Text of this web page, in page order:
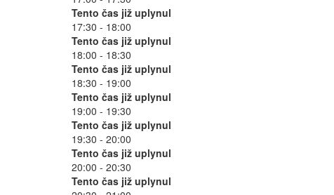
Tento čas již uplynul
17:30 - 18:00
Tento čas již uplynul
18:00 - 18:30
Tento čas již uplynul
18:30 - 19:00
Tento čas již uplynul
19:00 - 19:30
Tento čas již uplynul
19:30 - 20:00
Tento čas již uplynul
20:00 - 20:30
Tento čas již uplynul